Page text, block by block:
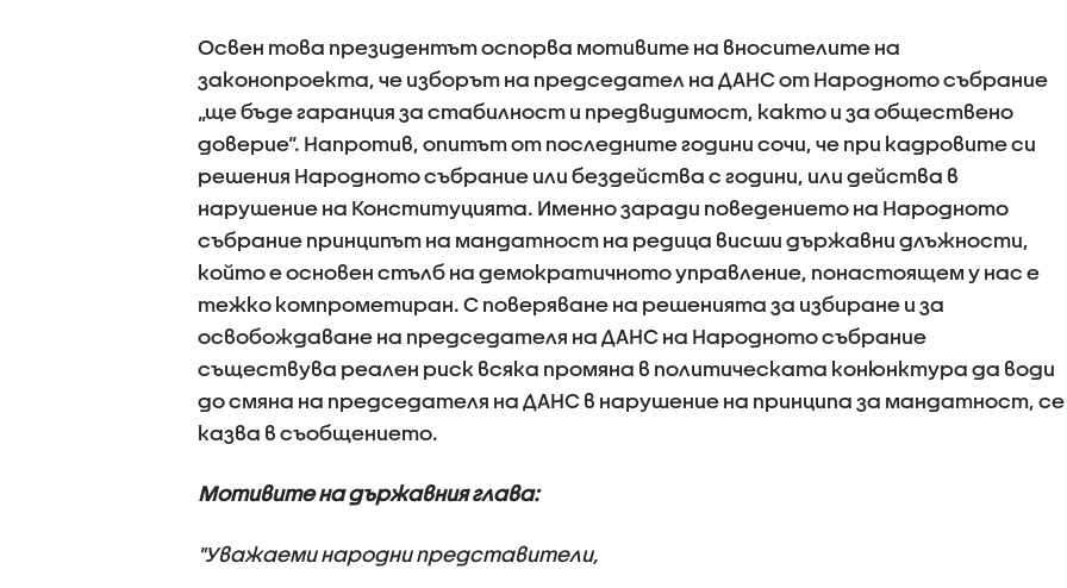
Освен това президентът оспорва мотивите на вносителите на
законопроекта, че изборът на председател на ДАНС от Народното събрание
„ще бъде гаранция за стабилност и предвидимост, както и за обществено
доверие“. Напротив, опитът от последните години сочи, че при кадровите си
решения Народното събрание или бездейства с години, или действа в
нарушение на Конституцията. Именно заради поведението на Народното
събрание принципът на мандатност на редица висши държавни длъжности,
който е основен стълб на демократичното управление, понастоящем у нас е
тежко компрометиран. С поверяване на решенията за избиране и за
освобождаване на председателя на ДАНС на Народното събрание
съществува реален риск всяка промяна в политическата конюнктура да води
до смяна на председателя на ДАНС в нарушение на принципа за мандатност, се
казва в съобщението.
Мотивите на държавния глава:
"Уважаеми народни представители,